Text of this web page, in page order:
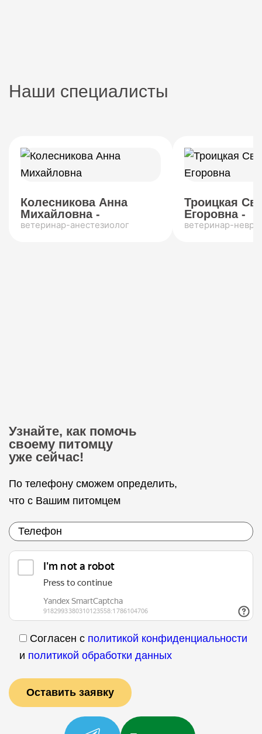
Наши специалисты
Колесникова Анна
Михайловна -
ветеринар-анестезиолог
Троицкая
Егоровна -
ветеринар-
Узнайте, как помочь
своему питомцу
уже сейчас!
По телефону сможем определить,
что с Вашим питомцем
Согласен с политикой конфиденциальности
и политикой обработки данных